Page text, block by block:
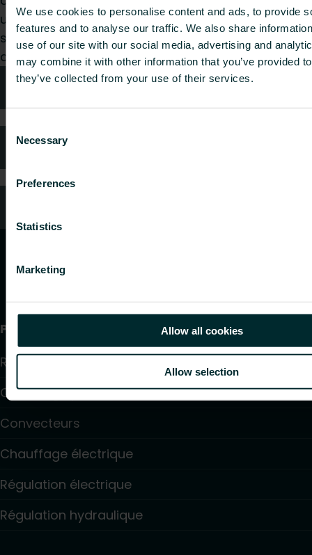
We use cookies to personalise content and ads, to provide
features and to analyse our traffic. We also share
use of our site with our social media, advertising and
may combine it with other information that you’ve provided
they’ve collected from your use of their services.
Consent
Selection
Necessary
Preferences
Statistics
Marketing
Allow all cookies
Allow selection
utilisateur final, choisissez une catégorie et nous
serons ravis de prendre en charge votre
demande.
Conseils techniques
FAQ
Produits
Radiateurs
Chauffage par le sol et raffraîchissant
Convecteurs
Chauffage électrique
Régulation électrique
Régulation hydraulique